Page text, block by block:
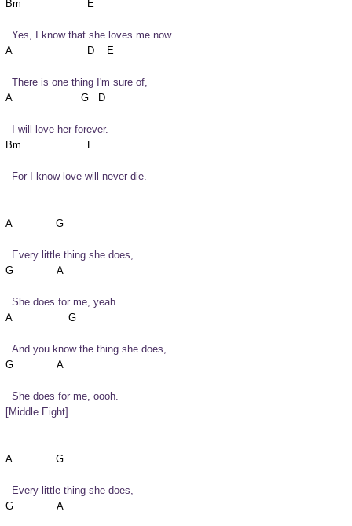
  Yes, I know that she loves me now.
  There is one thing I'm sure of,
  I will love her forever.
  For I know love will never die.
  Every little thing she does,
  She does for me, yeah.
  And you know the thing she does,
  She does for me, oooh.
[Middle Eight]
  Every little thing she does,